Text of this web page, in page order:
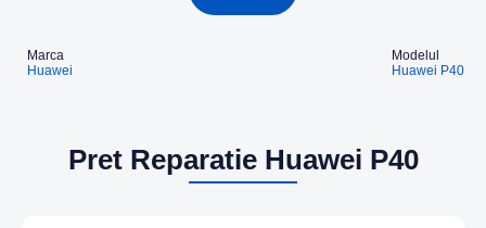
Marca
Huawei
Modelul
Huawei P40
Pret Reparatie Huawei P40